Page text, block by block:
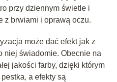
przy dziennym świetle i
z brwiami i oprawą oczu.
może dać efekt jak z
niej świadomie. Obecnie na
jakości farby, dzięki którym
a efekty są